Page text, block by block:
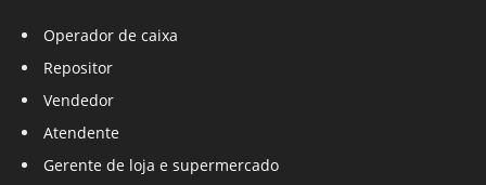
Operador de caixa
Repositor
Vendedor
Atendente
Gerente de loja e supermercado